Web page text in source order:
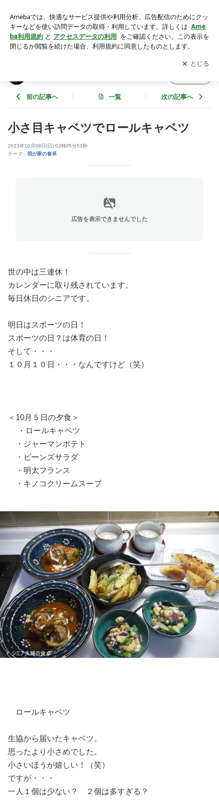
アプリをダウンロードして ブログの更新通知
を受け取りまし
ょう。
開く
前の記事へ 一覧 次の記事へ
小さ目キャベツでロールキャベツ
2023年10月08日(日) 02時05分53秒
テーマ： 我が家の食卓
広告を表示できませんでした
世の中は三連休！
カレンダーに取り残されています。
毎日休日のシニアです。
明日はスポーツの日！
スポーツの日？は体育の日！
そして・・・
１０月１０日・・・なんですけど（笑）
＜10月５日の夕食＞
・ロールキャベツ
・ジャーマンポテト
・ビーンズサラダ
・明太フランス
・キノコクリームスープ
ロールキャベツ
生協から届いたキャベツ。
思ったより小さめでした。
小さいほうが嬉しい！（笑）
ですが・・・
一人１個は少ない？ ２個は多すぎる？